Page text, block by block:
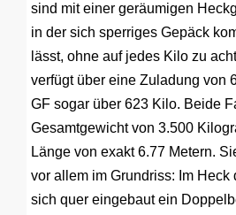
sind mit einer geräumigen
in der sich sperriges Gepäck
lässt, ohne auf jedes Kilo zu
verfügt über eine Zuladung von
GF sogar über 623 Kilo. Beide
Gesamtgewicht von 3.500
Länge von exakt 6.77 Metern.
vor allem im Grundriss: Im Heck
sich quer eingebaut ein